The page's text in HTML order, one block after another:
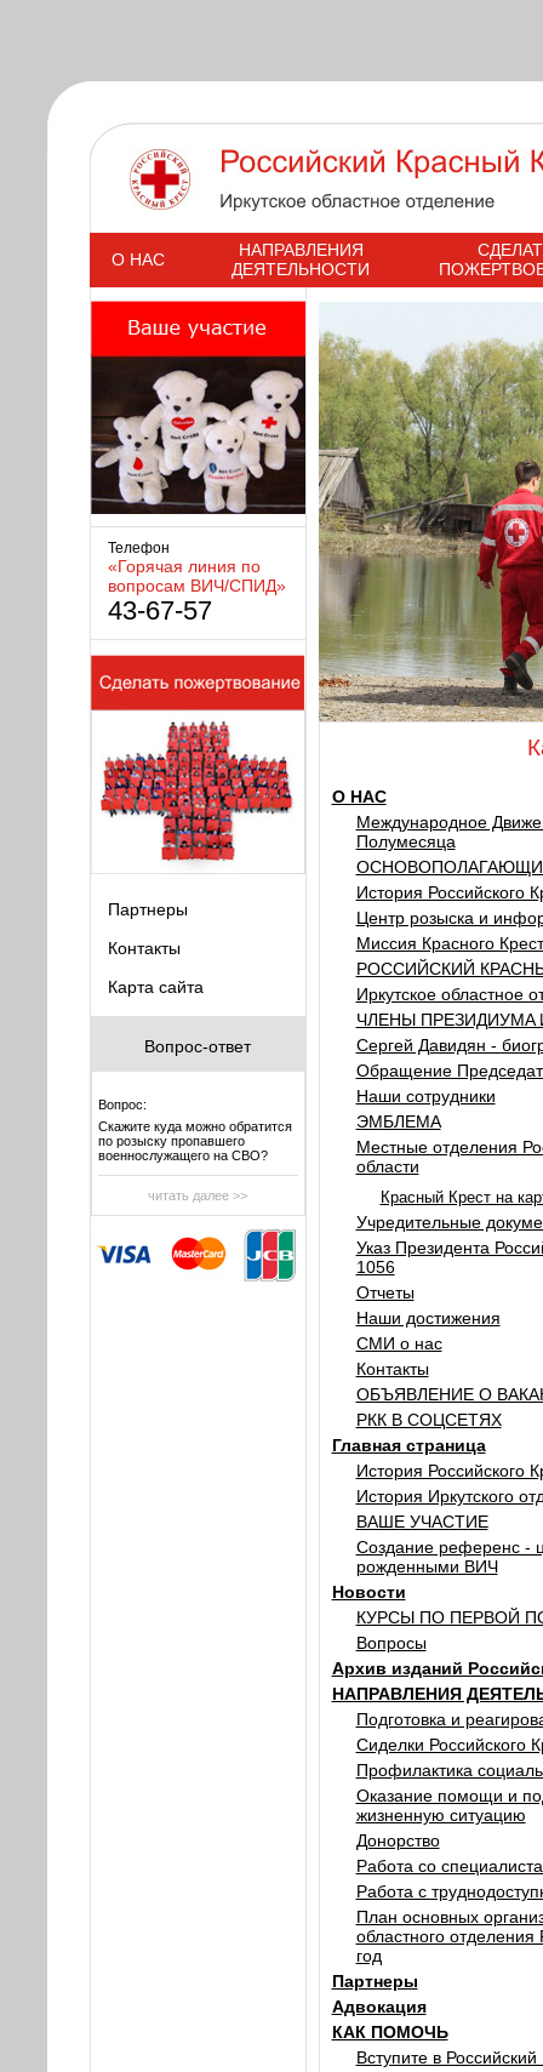
s
О НАС
НАПРАВЛЕНИЯ
ДЕЯТЕЛЬНОСТИ
Телефон
«Горячая линия по
вопросам ВИЧ/СПИД»
43-67-57
Партнеры
Контакты
Карта сайта
Вопрос-ответ
Вопрос:
Скажите куда можно обратится
по розыску пропавшего
военнослужащего на СВО?
читать далее >>
О НАС
Международное
Полумесяца
История Российского
Центр розыска и
Миссия Красного
РОССИЙСКИЙ
Иркутское областное
ЧЛЕНЫ ПРЕЗИДИУМA
Сергей Давидян -
Обращение
Наши сотрудники
ЭМБЛЕМА
Местные отделения
области
Красный Крест на
Учредительные
Указ Президента
1056
Отчеты
Наши достижения
СМИ о нас
Контакты
ОБЪЯВЛЕНИЕ О
РКК В СОЦСЕТЯХ
Главная страница
История Российского
История Иркутского
ВАШЕ УЧАСТИЕ
Создание референс -
рожденными ВИЧ
Новости
КУРСЫ ПО ПЕРВОЙ
Вопросы
Архив изданий
НАПРАВЛЕНИЯ
Подготовка и
Сиделки Российского
Профилактика
Оказание помощи и
жизненную ситуацию
Донорство
Работа со
Работа с
План основных
областного отделения
год
Партнеры
Адвокация
КАК ПОМОЧЬ
Вступите в